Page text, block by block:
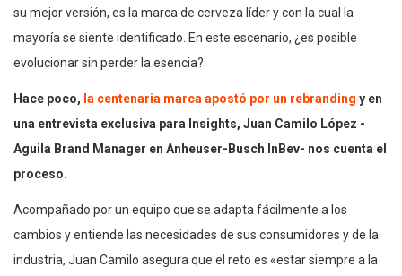
su mejor versión, es la marca de cerveza líder y con la cual la
mayoría se siente identificado. En este escenario, ¿es posible
evolucionar sin perder la esencia?
Hace poco, la centenaria marca apostó por un rebranding y en
una entrevista exclusiva para Insights, Juan Camilo López -
Aguila Brand Manager en Anheuser-Busch InBev- nos cuenta el
proceso.
Acompañado por un equipo que se adapta fácilmente a los
cambios y entiende las necesidades de sus consumidores y de la
industria, Juan Camilo asegura que el reto es «estar siempre a la